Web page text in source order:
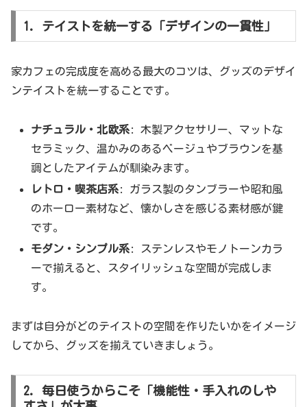
1. テイストを統一する「デザインの一貫性」
家カフェの完成度を高める最大のコツは、グッズのデザイ
ンテイストを統一することです。
ナチュラル・北欧系: 木製アクセサリー、マットな
セラミック、温かみのあるベージュやブラウンを基
調としたアイテムが馴染みます。
レトロ・喫茶店系: ガラス製のタンブラーや昭和風
のホーロー素材など、懐かしさを感じる素材感が鍵
です。
モダン・シンプル系: ステンレスやモノトーンカラ
ーで揃えると、スタイリッシュな空間が完成しま
す。
まずは自分がどのテイストの空間を作りたいかをイメージ
してから、グッズを揃えていきましょう。
2. 毎日使うからこそ「機能性・手入れのしや